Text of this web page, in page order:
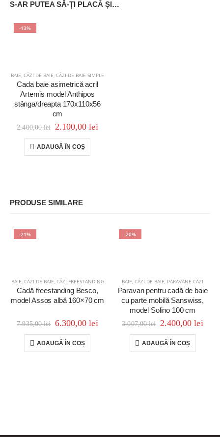
S-AR PUTEA SĂ-ȚI PLACĂ ȘI…
-13%
BAIE, CĂZI DE BAIE, CĂZI DE BAIE SIMPLE
Cada baie asimetrică acril
Artemis model Anthipos
stânga/dreapta 170x110x56
cm
2.400,00lei 2.100,00lei
ADAUGĂ ÎN COȘ
PRODUSE SIMILARE
-21%
BAIE, CĂZI DE BAIE, CĂZI FREESTANDING
Cadă freestanding Besco,
model Assos albă 160×70 cm
7.935,00lei 6.300,00lei
ADAUGĂ ÎN COȘ
-20%
BAIE, CĂZI DE BAIE, PARAVANE CĂZI
Paravan pentru cadă de baie
cu parte mobilă Sanswiss,
model Solino 100 cm
3.007,00lei 2.400,00lei
ADAUGĂ ÎN COȘ